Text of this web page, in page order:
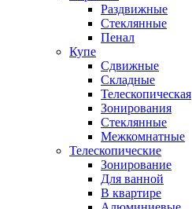
Раздвижные
Стеклянные
Пенал
Купе
Сдвижные
Складные
Телескопическая
Зонирования
Стеклянные
Межкомнатные
Телескопические
Зонирование
Для ванной
В квартире